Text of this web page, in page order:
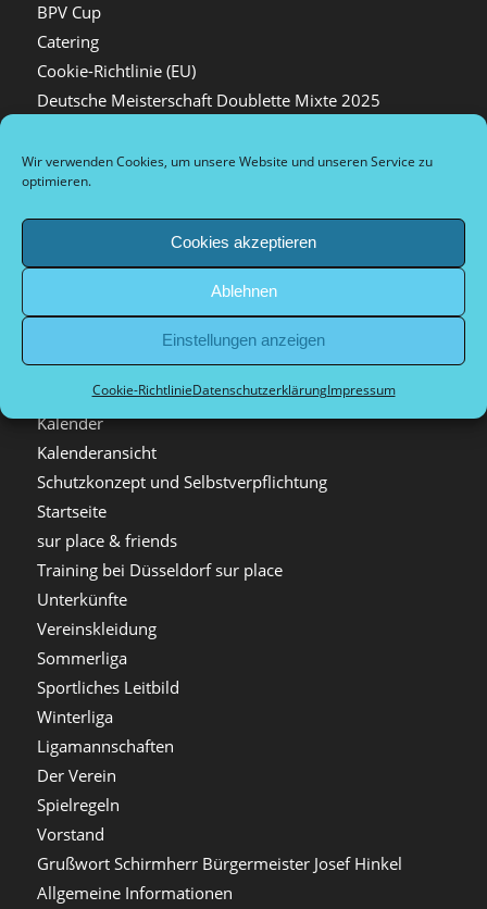
Wir verwenden Cookies, um unsere Website und unseren Service zu
optimieren.
Cookies akzeptieren
Ablehnen
Einstellungen anzeigen
Cookie-RichtlinieDatenschutzerklärungImpressum
BPV Cup
Catering
Cookie-Richtlinie (EU)
Deutsche Meisterschaft Doublette Mixte 2025
Deutsche Meisterschaft Triplette 2026
DM Zeitplan
Düsseldorf Ouvert
Düsseldorfer Stadtliga
Hygienekonzept Düsseldorf sur place e.V.
Impressionen
Kalender
Kalenderansicht
Schutzkonzept und Selbstverpflichtung
Startseite
sur place & friends
Training bei Düsseldorf sur place
Unterkünfte
Vereinskleidung
Sommerliga
Sportliches Leitbild
Winterliga
Ligamannschaften
Der Verein
Spielregeln
Vorstand
Grußwort Schirmherr Bürgermeister Josef Hinkel
Allgemeine Informationen